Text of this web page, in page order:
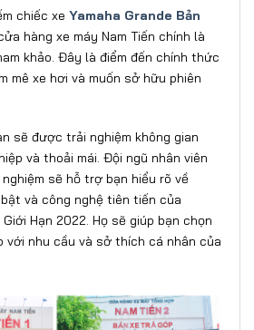
chiếc xe Yamaha Grande Bản
hàng xe máy Nam Tiến chính là
khảo. Đây là điểm đến chính thức
mê xe hơi và muốn sở hữu phiên
sẽ được trải nghiệm không gian
và thoải mái. Đội ngũ nhân viên
sẽ hỗ trợ bạn hiểu rõ về
và công nghệ tiên tiến của
Hạn 2022. Họ sẽ giúp bạn chọn
với nhu cầu và sở thích cá nhân của